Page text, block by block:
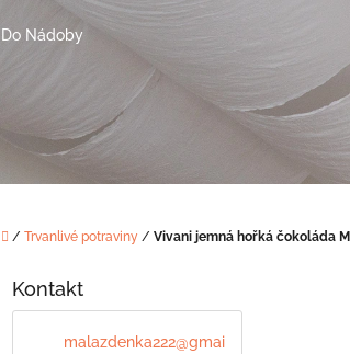
Do Nádoby
Domů
/ Trvanlivé potraviny / Vivani jemná hořká čokoláda
Kontakt
malazdenka222@gmai